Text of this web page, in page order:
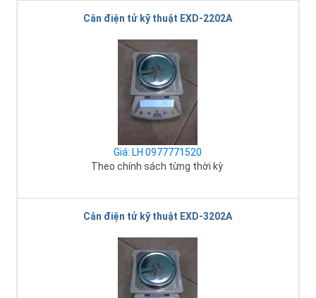
Cân điện tử kỹ thuật EXD-2202A
Giá: LH 0977771520
Theo chính sách từng thời kỳ
Cân điện tử kỹ thuật EXD-3202A